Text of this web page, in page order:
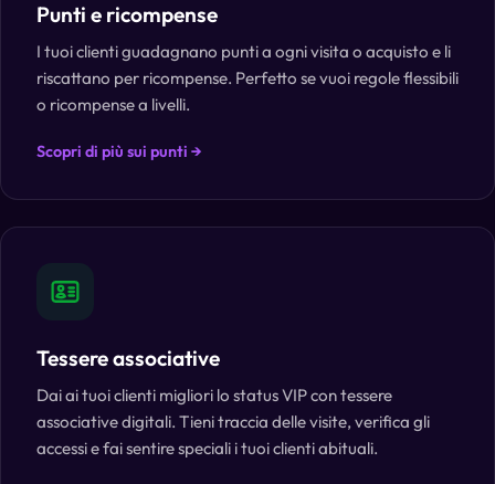
Punti e ricompense
I tuoi clienti guadagnano punti a ogni visita o acquisto e li
riscattano per ricompense. Perfetto se vuoi regole flessibili
o ricompense a livelli.
Scopri di più sui punti →
Tessere associative
Dai ai tuoi clienti migliori lo status VIP con tessere
associative digitali. Tieni traccia delle visite, verifica gli
accessi e fai sentire speciali i tuoi clienti abituali.